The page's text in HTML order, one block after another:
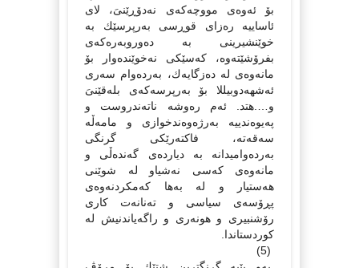
بۆ ئەوەى مووچەكەى نەدۆڕێنىَ، لاى
ئاساییە رەزاى قوڕسى بەرپرسێك بە
خوێنشیرینى بە دەوروبەرەكەى
بفرۆشێتەوە، كەسێكى نەخوێندەوار بۆ
مانەوەى لە دەزگایەك، بەردەوام سەرى
ئەشهەدوبیللا بۆ بەرپرسەكەى بلەقێنىَ
و….هتد. ئەم رەوشە ناتەندروست و
پەیوەندییە بەرژەوەندخوازى و مامەڵە
سەقەتە، فاكتەرێكى گرنگى
بەردەوامیدانە بە دیاردەى گەندەڵى و
مانەوەى كەسى نەشیاو لە شوێنى
هەستیار و لە بەها كەمكردنەوەى
پڕۆسەى سیاسى و تەنانەت كارى
رۆشنبیرى و هونەرى و راگەیاندنیش لە
كوردستاندا.
(5)